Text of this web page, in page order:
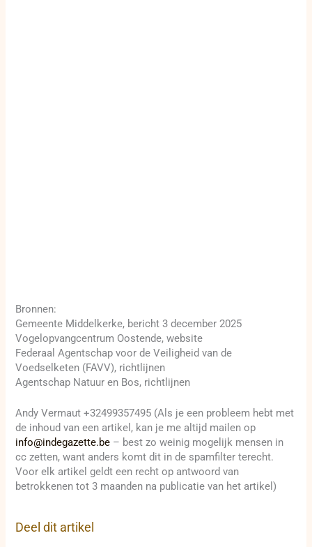
Bronnen:
Gemeente Middelkerke, bericht 3 december 2025
Vogelopvangcentrum Oostende, website
Federaal Agentschap voor de Veiligheid van de
Voedselketen (FAVV), richtlijnen
Agentschap Natuur en Bos, richtlijnen
Andy Vermaut +32499357495 (Als je een probleem hebt met
de inhoud van een artikel, kan je me altijd mailen op
info@indegazette.be – best zo weinig mogelijk mensen in
cc zetten, want anders komt dit in de spamfilter terecht.
Voor elk artikel geldt een recht op antwoord van
betrokkenen tot 3 maanden na publicatie van het artikel)
Deel dit artikel